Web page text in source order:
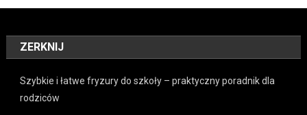
ZERKNIJ
Szybkie i łatwe fryzury do szkoły – praktyczny poradnik dla
rodziców